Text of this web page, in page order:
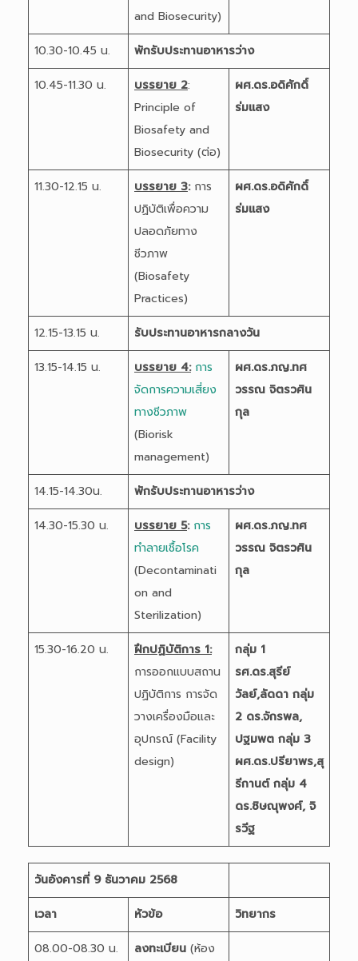
and Biosecurity)
10.30-10.45 น. พักรับประทานอาหารว่าง
10.45-11.30 น. บรรยาย 2:
Principle of
Biosafety and
Biosecurity (ต่อ)
ผศ.ดร.อดิศักดิ์
ร่มแสง
11.30-12.15 น. บรรยาย 3: การ
ปฏิบัติเพื่อความ
ปลอดภัยทาง
ชีวภาพ
(Biosafety
Practices)
ผศ.ดร.อดิศักดิ์
ร่มแสง
12.15-13.15 น. รับประทานอาหารกลางวัน
13.15-14.15 น. บรรยาย 4: การ
จัดการความเสี่ยง
ทางชีวภาพ
(Biorisk
management)
ผศ.ดร.ภญ.ทศ
วรรณ จิตรวศิน
กุล
14.15-14.30น. พักรับประทานอาหารว่าง
14.30-15.30 น. บรรยาย 5: การ
ทำลายเชื้อโรค
(Decontaminati
on and
Sterilization)
ผศ.ดร.ภญ.ทศ
วรรณ จิตรวศิน
กุล
15.30-16.20 น.
ฝึกปฏิบัติการ 1:
การออกแบบสถาน
ปฏิบัติการ การจัด
วางเครื่องมือและ
อุปกรณ์ (Facility
design)
กลุ่ม 1
รศ.ดร.สุรีย์
วัลย์,ลัดดา กลุ่ม
2 ดร.จักรพล,
ปฐมพต กลุ่ม 3
ผศ.ดร.ปรียาพร,สุ
รีกานต์ กลุ่ม 4
ดร.ชิษณุพงศ์, จิ
รวีฐ
วันอังคารที่ 9 ธันวาคม 2568
เวลา หัวข้อ วิทยากร
08.00-08.30 น. ลงทะเบียน (ห้อง